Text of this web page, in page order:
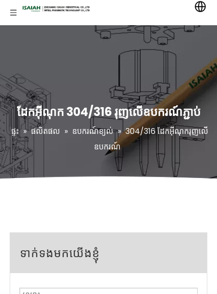
ដែកអ៊ីណុក 304/316 រុញលើឧបករណ៍ភ្ជាប់
ផ្ទះ » ផលិតផល » ឧបករណ៍ខ្យល់ » 304/316 ដែកអ៊ីណុករុញលើ
ឧបករណ៍
ទាក់ទងមកយើងខ្ញុំ